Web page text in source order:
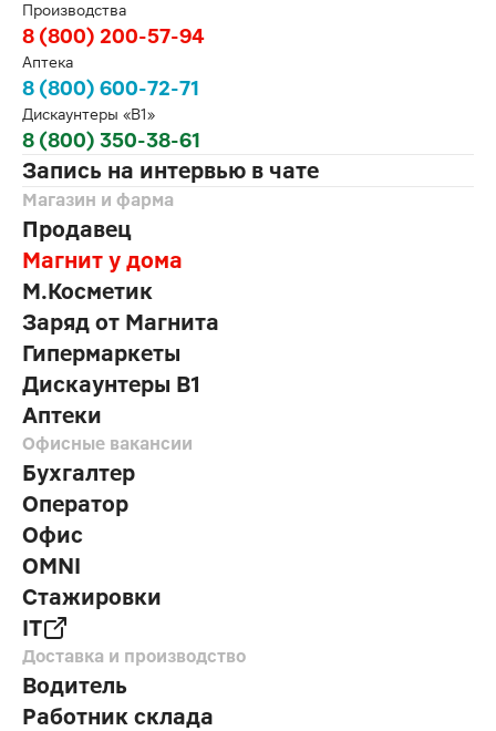
Производства
8 (800) 200-57-94
Аптека
8 (800) 600-72-71
Дискаунтеры «В1»
8 (800) 350-38-61
Запись на интервью в чате
Магазин и фарма
Продавец
Магнит у дома
М.Косметик
Заряд от Магнита
Гипермаркеты
Дискаунтеры В1
Аптеки
Офисные вакансии
Бухгалтер
Оператор
Офис
OMNI
Стажировки
IT
Доставка и производство
Водитель
Работник склада